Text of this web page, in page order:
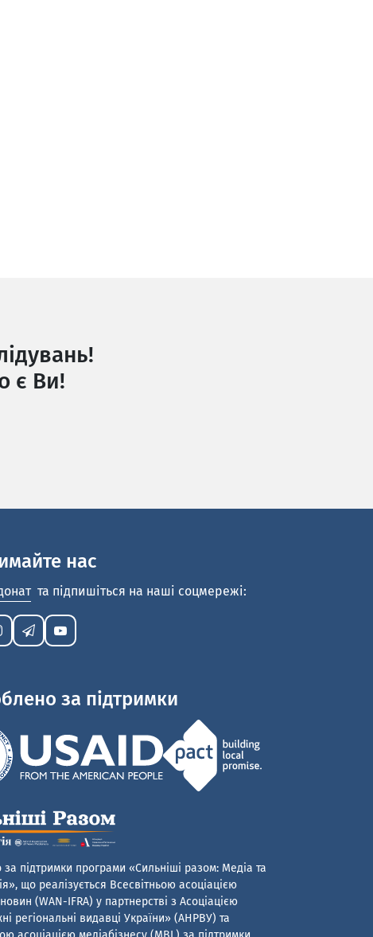
є Ви!
нас
та підпишіться на наші соцмережі:
за підтримки
за підтримки програми «Сильніші разом: Медіа та
що реалізується Всесвітньою асоціацією
(WAN-IFRA) у партнерстві з Асоціацією
регіональні видавці України» (АНРВУ) та